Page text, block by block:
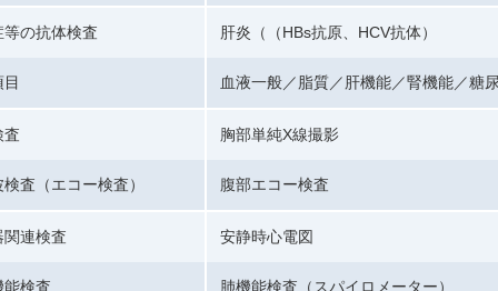
等の抗体検査 肝炎（（HBs抗原、HCV抗体）
血液一般／脂質／肝機能／腎機能／糖
査 胸部単純X線撮影
査（エコー検査） 腹部エコー検査
関連検査 安静時心電図
能検査 肺機能検査（スパイロメーター）